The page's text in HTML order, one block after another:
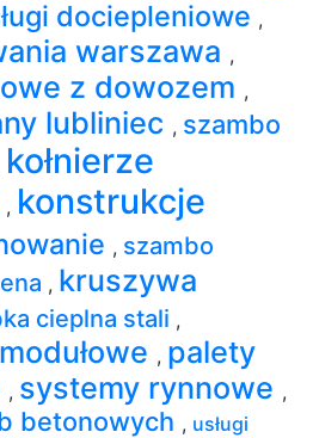
dociepleniowe ,
warszawa ,
z dowozem ,
lubliniec , szambo
kołnierze
, konstrukcje
, szambo
, kruszywa
cieplna stali ,
, palety
, systemy rynnowe ,
betonowych , usługi